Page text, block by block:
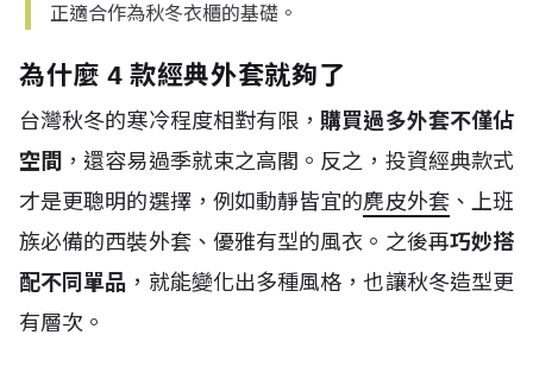
正適合作為秋冬衣櫃的基礎。
為什麼 4 款經典外套就夠了
台灣秋冬的寒冷程度相對有限， 購買過多外套不僅佔
空間 ，還容易過季就束之高閣。反之，投資經典款式
才是更聰明的選擇，例如動靜皆宜的麂皮外套、上班
族必備的西裝外套、優雅有型的風衣。之後再巧妙搭
配不同單品 ，就能變化出多種風格，也讓秋冬造型更
有層次。